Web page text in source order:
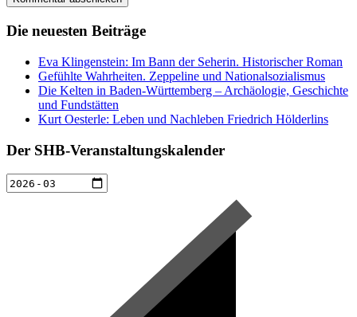
Die neuesten Beiträge
Eva Klingenstein: Im Bann der Seherin. Historischer Roman
Gefühlte Wahrheiten. Zeppeline und Nationalsozialismus
Die Kelten in Baden-Württemberg – Archäologie, Geschichte
und Fundstätten
Kurt Oesterle: Leben und Nachleben Friedrich Hölderlins
Der SHB-Veranstaltungskalender